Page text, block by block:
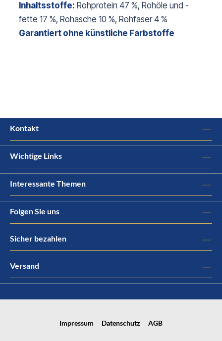
Inhaltsstoffe: Rohprotein 47 %, Rohöle und -
fette 17 %, Rohasche 10 %, Rohfaser 4 %
Garantiert ohne künstliche Farbstoffe
Kontakt
Wichtige Links
Interessante Themen
Folgen Sie uns
Sicher bezahlen
Versand
Impressum Datenschutz AGB